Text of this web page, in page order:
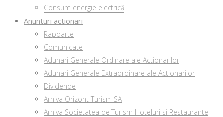
Consum energie electrică
Anunturi actionari
Rapoarte
Comunicate
Adunari Generale Ordinare ale Actionarilor
Adunari Generale Extraordinare ale Actionarilor
Dividende
Arhiva Orizont Turism SA
Arhiva Societatea de Turism Hoteluri si Restaurante